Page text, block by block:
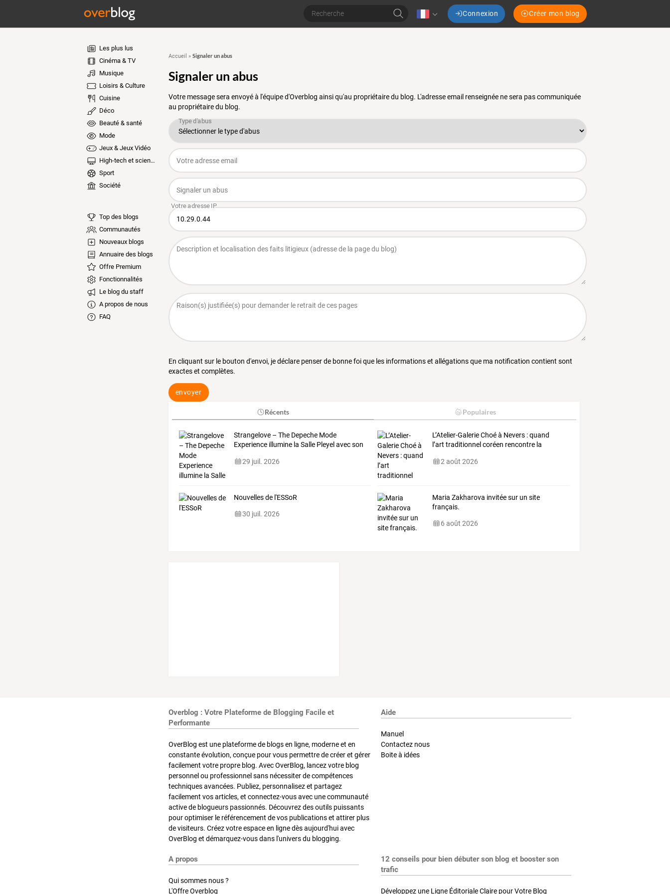
Connexion Créer mon blog
Les plus lus
Cinéma & TV
Musique
Loisirs & Culture
Cuisine
Déco
Beauté & santé
Mode
Jeux & Jeux Vidéo
High-tech et sciences
Sport
Société
Top des blogs
Communautés
Nouveaux blogs
Annuaire des blogs
Offre Premium
Fonctionnalités
Le blog du staff
A propos de nous
FAQ
Accueil » Signaler un abus
Signaler un abus
Votre message sera envoyé à l'équipe d'Overblog ainsi qu'au propriétaire du blog. L'adresse email renseignée ne sera pas communiquée
au propriétaire du blog.
En cliquant sur le bouton d'envoi, je déclare penser de bonne foi que les informations et allégations que ma notification contient sont
exactes et complètes.
envoyer
Récents Populaires
Strangelove– TheDepecheMode
Experienceilluminela SallePleyel avecson
29 juil. 2026
L’Atelier-GalerieChoéà Nevers :quand
l’art traditionnel coréen rencontre la
2 août 2026
Nouvelles de l'ESSoR
30 juil. 2026
Maria Zakharova invitée sur un site
français.
6 août 2026
Overblog : Votre Plateforme de Blogging Facile et
Performante
OverBlog est une plateforme de blogs en ligne, moderne et en
constante évolution, conçue pour vous permettre de créer et gérer
facilement votre propre blog. Avec OverBlog, lancez votre blog
personnel ou professionnel sans nécessiter de compétences
techniques avancées. Publiez, personnalisez et partagez
facilement vos articles, et connectez-vous avec une communauté
active de blogueurs passionnés. Découvrez des outils puissants
pour optimiser le référencement de vos publications et attirer plus
de visiteurs. Créez votre espace en ligne dès aujourd'hui avec
OverBlog et démarquez-vous dans l'univers du blogging.
Aide
Manuel
Contactez nous
Boite à idées
A propos
Qui sommes nous ?
L'Offre Overblog
12 conseils pour bien débuter son blog et booster son
trafic
Développez une Ligne Éditoriale Claire pour Votre Blog